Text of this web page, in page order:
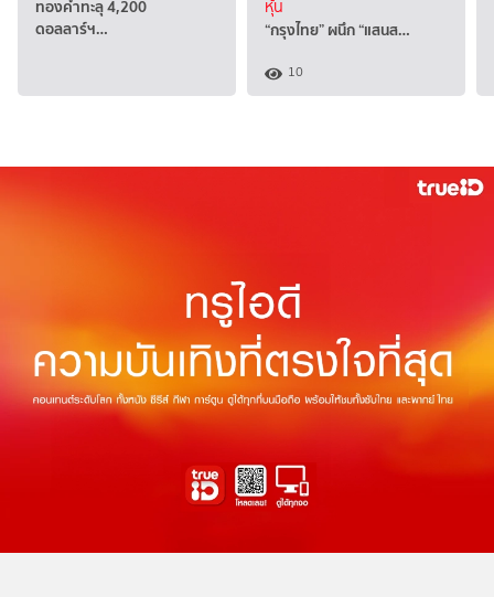
ทองคำทะลุ 4,200
ดอลลาร์ฯ…
หุ้น
“กรุงไทย” ผนึก “แสนส…
10